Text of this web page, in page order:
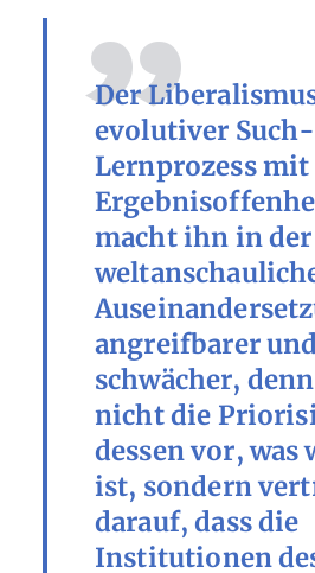
Der
evolutiver
Lernprozess
macht ihn in der
angreifbarer
schwächer,
nicht die
dessen vor, was
ist, sondern
darauf, dass die
Institutionen